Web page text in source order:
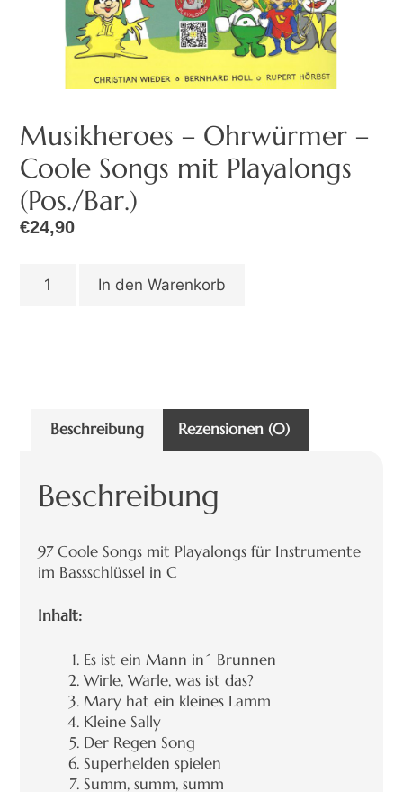
Musikheroes – Ohrwürmer –
Coole Songs mit Playalongs
(Pos./Bar.)
€24,90
In den Warenkorb
Beschreibung Rezensionen (0)
Beschreibung
97 Coole Songs mit Playalongs für Instrumente
im Bassschlüssel in C
Inhalt:
Es ist ein Mann in´ Brunnen
Wirle, Warle, was ist das?
Mary hat ein kleines Lamm
Kleine Sally
Der Regen Song
Superhelden spielen
Summ, summ, summ